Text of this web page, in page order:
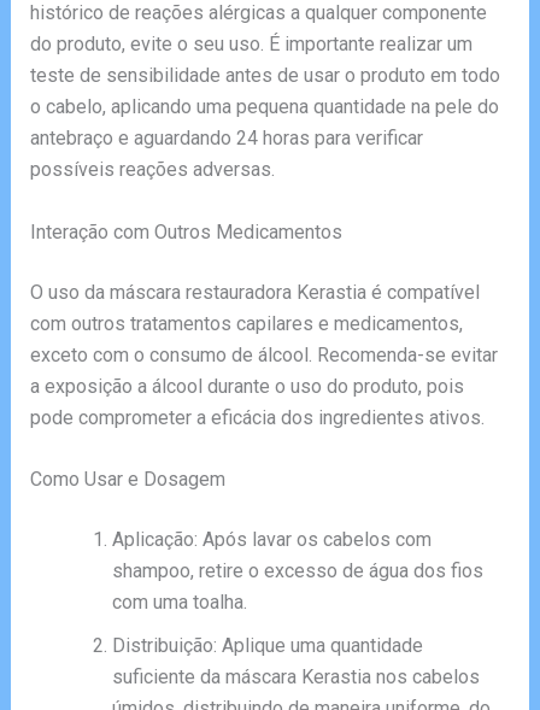
histórico de reações alérgicas a qualquer componente
do produto, evite o seu uso. É importante realizar um
teste de sensibilidade antes de usar o produto em todo
o cabelo, aplicando uma pequena quantidade na pele do
antebraço e aguardando 24 horas para verificar
possíveis reações adversas.
Interação com Outros Medicamentos
O uso da máscara restauradora Kerastia é compatível
com outros tratamentos capilares e medicamentos,
exceto com o consumo de álcool. Recomenda-se evitar
a exposição a álcool durante o uso do produto, pois
pode comprometer a eficácia dos ingredientes ativos.
Como Usar e Dosagem
Aplicação: Após lavar os cabelos com
shampoo, retire o excesso de água dos fios
com uma toalha.
Distribuição: Aplique uma quantidade
suficiente da máscara Kerastia nos cabelos